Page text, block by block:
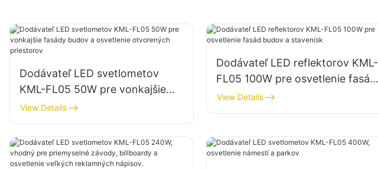
Dodávateľ LED svetlometov
KML-FL05 50W pre vonkajšie
fasády budov a osvetlenie
otvorených priestorov
View Details
Dodávateľ LED reflektorov KML-
FL05 100W pre osvetlenie fasád
budov a stavenísk
View Details